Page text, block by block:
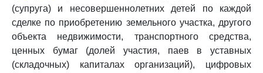
(супруга) и несовершеннолетних детей по каждой
сделке по приобретению земельного участка, другого
объекта недвижимости, транспортного средства,
ценных бумаг (долей участия, паев в уставных
(складочных) капиталах организаций), цифровых